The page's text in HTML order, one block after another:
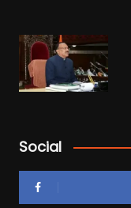
Social